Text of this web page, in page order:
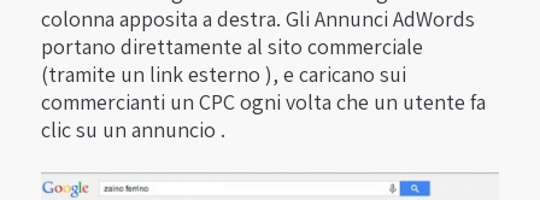
colonna apposita a destra. Gli Annunci AdWords
portano direttamente al sito commerciale
(tramite un link esterno ), e caricano sui
commercianti un CPC ogni volta che un utente fa
clic su un annuncio .